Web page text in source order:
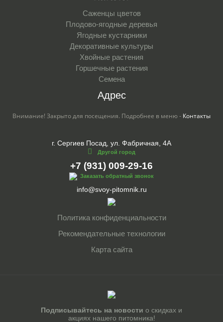
Саженцы цветов
Плодово-ягодные деревья
Ягодные кустарники
Декоративные культуры
Хвойные растения
Горшечные растения
Семена
Адрес
Внимание! Закрыто для посещения. Подробнее в меню - Контакты
г. Сергиев Посад, ул. Фабричная, 4А
Другой город
+7 (931) 009-29-16
Заказать обратный звонок
info@svoy-pitomnik.ru
Политика конфиденциальности
Рекомендательные технологии
Карта сайта
Подписывайтесь на новости о скидках и
акциях нашего питомника!